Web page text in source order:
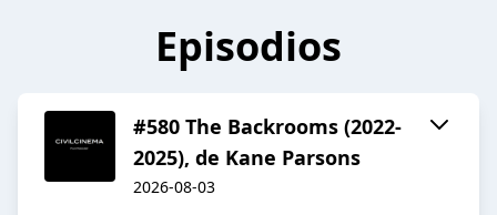
Episodios
#580 The Backrooms (2022-
2025), de Kane Parsons
2026-08-03